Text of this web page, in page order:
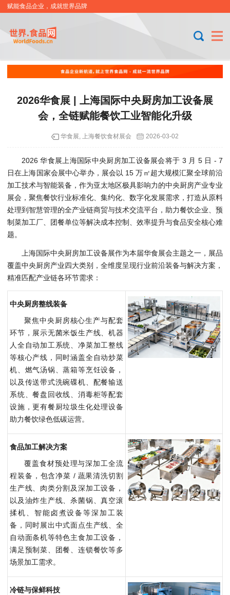
赋能食品企业，成就世界品牌
2026华食展 | 上海国际中央厨房加工设备展
会，全链赋能餐饮工业智能化升级
华食展, 上海餐饮食材展会 2026-03-02
2026华食展 上海国际中央厨房加工设备展会将于 3 月 5 日 - 7
日在上海国家会展中心举办，展会以 15 万㎡超大规模汇聚全球前沿
加工技术与智能装备，作为亚太地区极具影响力的中央厨房产业专业
展会，聚焦餐饮行业标准化、集约化、数字化发展需求，打造从原料
处理到智慧管理的全产业链商贸与技术交流平台，助力餐饮企业、预
制菜加工厂、团餐单位等解决成本控制、效率提升与食品安全核心难
题。
上海国际中央厨房加工设备展作为本届华食展会主题之一，展品
覆盖中央厨房产业四大类别，全维度呈现行业前沿装备与解决方案，
精准匹配产业链各环节需求：
中央厨房整线装备
聚焦中央厨房核心生产与配套
环节，展示无菌米饭生产线、机器
人全自动加工系统、净菜加工整线
等核心产线，同时涵盖全自动炒菜
机、燃气汤锅、蒸箱等烹饪设备，
以及传送带式洗碗碟机、配餐输送
系统、餐盘回收线、消毒柜等配套
设施，更有餐厨垃圾生化处理设备
助力餐饮绿色低碳运营。
食品加工解决方案
覆盖食材预处理与深加工全流
程装备，包含净菜 / 蔬果清洗切割
生产线、肉类分割及深加工设备，
以及油炸生产线、杀菌锅、真空滚
揉机、智能卤煮设备等深加工装
备，同时展出中式面点生产线、全
自动面条机等特色主食加工设备，
满足预制菜、团餐、连锁餐饮等多
场景加工需求。
冷链与保鲜科技